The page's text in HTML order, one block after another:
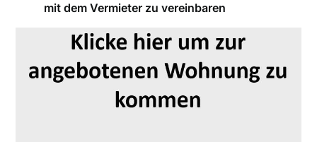
mit dem Vermieter zu vereinbaren